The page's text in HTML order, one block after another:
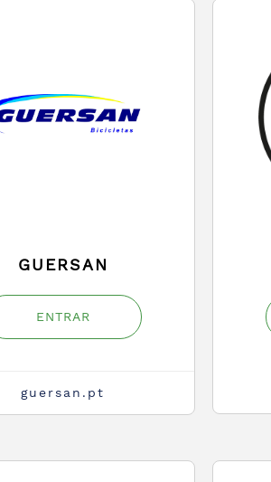
GUERSAN
ENTRAR
guersan.pt